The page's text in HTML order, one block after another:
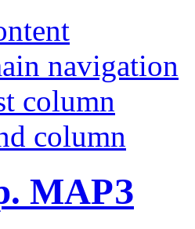
navigation
column
column
МАРЗ